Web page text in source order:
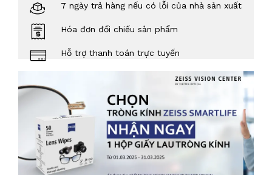
7 ngày trả hàng nếu có lỗi của nhà sản xuất
Hóa đơn đối chiếu sản phẩm
Hỗ trợ thanh toán trực tuyến